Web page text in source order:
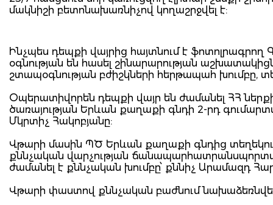
մակնիշի բետոնախառնիչով կողաշրջվել է:
Ինչպես դեպքի վայրից հայտնում է
օգնության են հասել շինարարության
շտապօգնության բժիշկների հերթապահ խումբը,
Օպերատիվորեն դեպքի վայր են ժամանել ՀՀ
ծառայության Երևան քաղաքի գնդի 2-րդ
Մկրտիչ Հակոբյանը:
Վթարի մասին ՊԾ Երևան քաղաքի գնդից
քննչական վարչության
ժամանել է քննչական խումբը՝ քննիչ Արամազդ
Վթարի փաստով քննչական բաժնում